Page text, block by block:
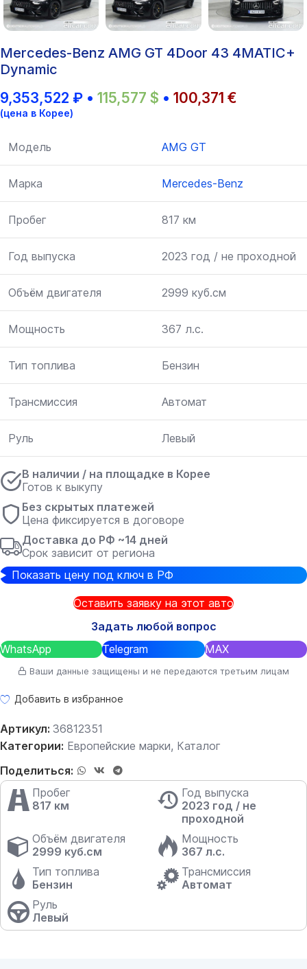
Mercedes-Benz AMG GT 4Door 43 4MATIC+
Dynamic
9,353,522 ₽ • 115,577 $ • 100,371 €
(цена в Корее)
Модель AMG GT
Марка Mercedes-Benz
Пробег 817 км
Год выпуска 2023 год / не проходной
Объём двигателя 2999 куб.см
Мощность 367 л.с.
Тип топлива Бензин
Трансмиссия Автомат
Руль Левый
В наличии / на площадке в Корее
Готов к выкупу
Без скрытых платежей
Цена фиксируется в договоре
Доставка до РФ ~14 дней
Срок зависит от региона
Показать цену под ключ в РФ
Оставить заявку на этот авто
Задать любой вопрос
WhatsApp
Telegram MAX
Ваши данные защищены и не передаются третьим лицам
Добавить в избранное
Артикул: 36812351
Категории: Европейские марки, Каталог
Поделиться:
Пробег
817 км
Год выпуска
2023 год / не
проходной
Объём двигателя
2999 куб.см
Мощность
367 л.с.
Тип топлива
Бензин
Трансмиссия
Автомат
Руль
Левый